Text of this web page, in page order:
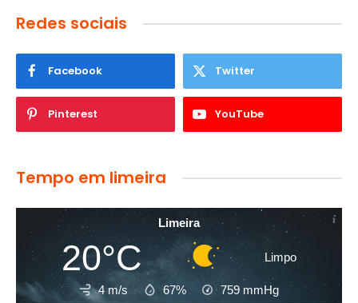
Redes sociais
Facebook Twitter
Pinterest YouTube
Tempo em limeira
Limeira
20°C Limpo
4 m/s 67% 759 mmHg